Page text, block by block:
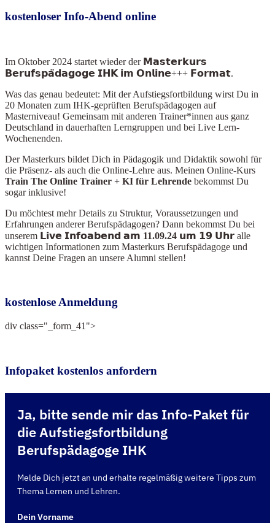
kostenloser Info-Abend online
Im Oktober 2024 startet wieder der 𝗠𝗮𝘀𝘁𝗲𝗿𝗸𝘂𝗿𝘀
𝗕𝗲𝗿𝘂𝗳𝘀𝗽𝗮̈𝗱𝗮𝗴𝗼𝗴𝗲 𝗜𝗛𝗞 𝗶𝗺 𝗢𝗻𝗹𝗶𝗻𝗲+++ 𝗙𝗼𝗿𝗺𝗮𝘁.
Was das genau bedeutet: Mit der Aufstiegsfortbildung wirst Du in
20 Monaten zum IHK-geprüften Berufspädagogen auf
Masterniveau! Gemeinsam mit anderen Trainer*innen aus ganz
Deutschland in dauerhaften Lerngruppen und bei Live Lern-
Wochenenden.
Der Masterkurs bildet Dich in Pädagogik und Didaktik sowohl für
die Präsenz- als auch die Online-Lehre aus. Meinen Online-Kurs
Train The Online Trainer + KI für Lehrende bekommst Du
sogar inklusive!
Du möchtest mehr Details zu Struktur, Voraussetzungen und
Erfahrungen anderer Berufspädagogen? Dann bekommst Du bei
unserem 𝗟𝗶𝘃𝗲 𝗜𝗻𝗳𝗼𝗮𝗯𝗲𝗻𝗱 𝗮𝗺 11.09.24 𝘂𝗺 𝟭𝟵 𝗨𝗵𝗿 alle
wichtigen Informationen zum Masterkurs Berufspädagoge und
kannst Deine Fragen an unsere Alumni stellen!
kostenlose Anmeldung
div class="_form_41">
Infopaket kostenlos anfordern
Ja, bitte sende mir das Info-Paket für
die Aufstiegsfortbildung
Berufspädagoge IHK
Melde Dich jetzt an und erhalte regelmäßig weitere Tipps zum
Thema Lernen und Lehren.
Dein Vorname